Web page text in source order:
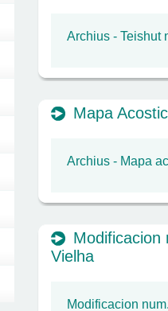
Archius - Teishut
Mapa Acostic
Archius - Mapa
Modificacion
Vielha
Modificacion